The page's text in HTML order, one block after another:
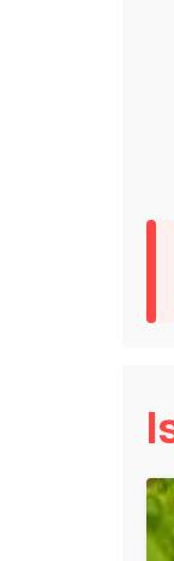
voćni kolač od